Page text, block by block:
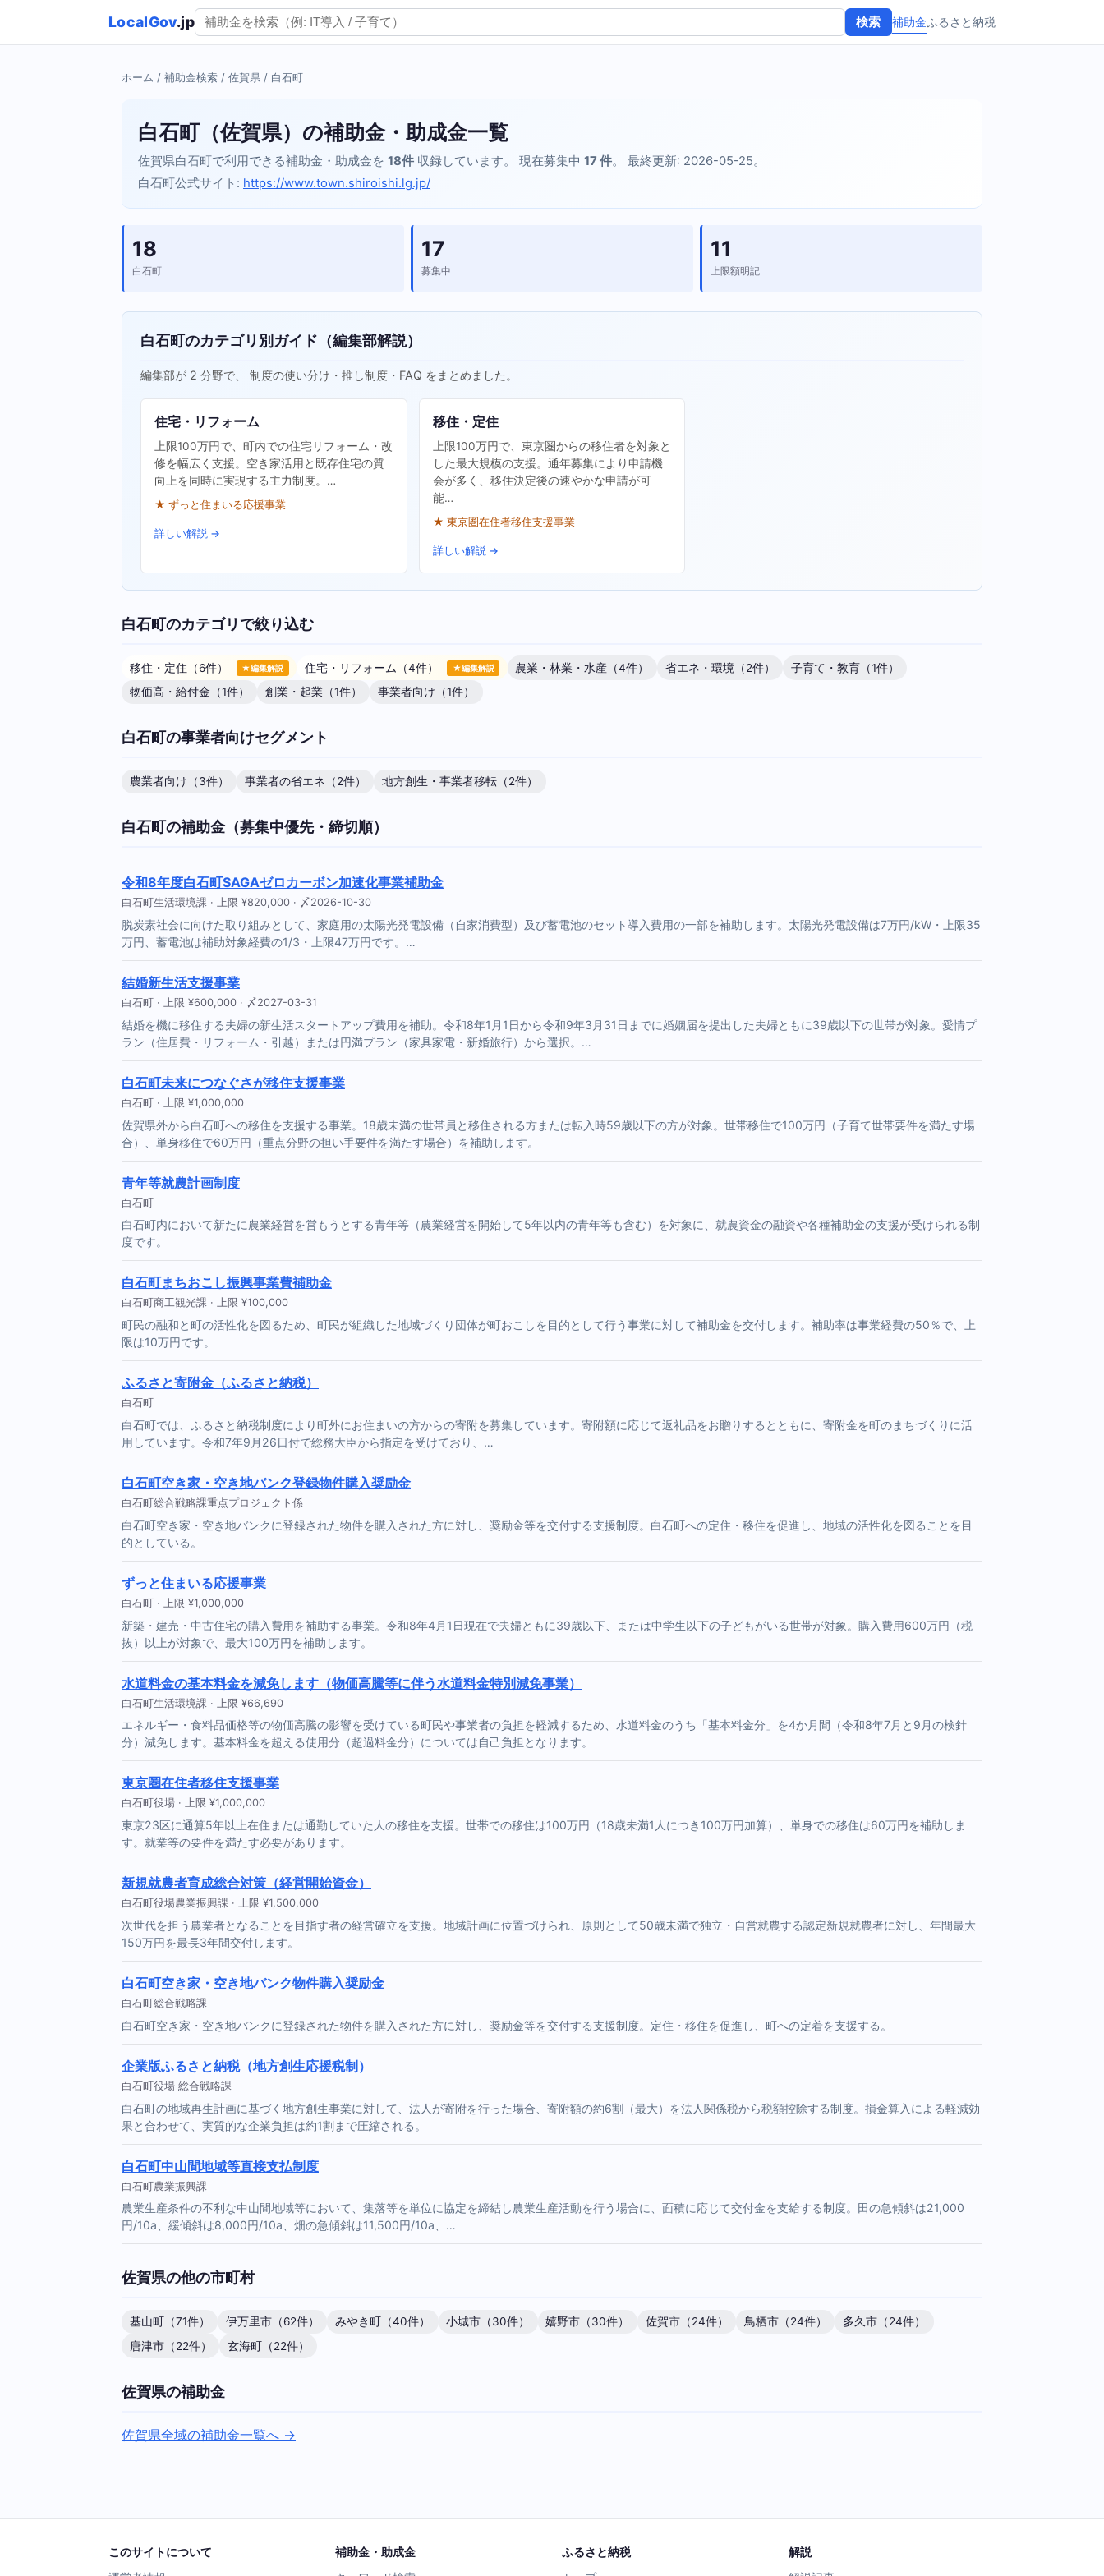
LocalGov.jp 検索 補助金ふるさと納税
ホーム / 補助金検索 / 佐賀県 / 白石町
白石町（佐賀県）の補助金・助成金一覧
佐賀県白石町で利用できる補助金・助成金を 18件 収録しています。 現在募集中 17 件。 最終更新: 2026-05-25。
白石町公式サイト: https://www.town.shiroishi.lg.jp/
18
白石町
17
募集中
11
上限額明記
白石町のカテゴリ別ガイド（編集部解説）
編集部が 2 分野で、 制度の使い分け・推し制度・FAQ をまとめました。
住宅・リフォーム
上限100万円で、町内での住宅リフォーム・改
修を幅広く支援。空き家活用と既存住宅の質
向上を同時に実現する主力制度。…
★ ずっと住まいる応援事業
詳しい解説 →
移住・定住
上限100万円で、東京圏からの移住者を対象と
した最大規模の支援。通年募集により申請機
会が多く、移住決定後の速やかな申請が可
能…
★ 東京圏在住者移住支援事業
詳しい解説 →
白石町のカテゴリで絞り込む
移住・定住（6件） ★編集解説 住宅・リフォーム（4件） ★編集解説 農業・林業・水産（4件） 省エネ・環境（2件）
子育て・教育（1件）
物価高・給付金（1件）
創業・起業（1件） 事業者向け（1件）
白石町の事業者向けセグメント
農業者向け（3件） 事業者の省エネ（2件） 地方創生・事業者移転（2件）
白石町の補助金（募集中優先・締切順）
令和8年度白石町SAGAゼロカーボン加速化事業補助金
白石町生活環境課 · 上限 ¥820,000 · 〆2026-10-30
脱炭素社会に向けた取り組みとして、家庭用の太陽光発電設備（自家消費型）及び蓄電池のセット導入費用の一部を補助します。太陽光発電設備は7万円/kW・上限35
万円、蓄電池は補助対象経費の1/3・上限47万円です。…
結婚新生活支援事業
白石町 · 上限 ¥600,000 · 〆2027-03-31
結婚を機に移住する夫婦の新生活スタートアップ費用を補助。令和8年1月1日から令和9年3月31日までに婚姻届を提出した夫婦ともに39歳以下の世帯が対象。愛情プ
ラン（住居費・リフォーム・引越）または円満プラン（家具家電・新婚旅行）から選択。…
白石町未来につなぐさが移住支援事業
白石町 · 上限 ¥1,000,000
佐賀県外から白石町への移住を支援する事業。18歳未満の世帯員と移住される方または転入時59歳以下の方が対象。世帯移住で100万円（子育て世帯要件を満たす場
合）、単身移住で60万円（重点分野の担い手要件を満たす場合）を補助します。
青年等就農計画制度
白石町
白石町内において新たに農業経営を営もうとする青年等（農業経営を開始して5年以内の青年等も含む）を対象に、就農資金の融資や各種補助金の支援が受けられる制
度です。
白石町まちおこし振興事業費補助金
白石町商工観光課 · 上限 ¥100,000
町民の融和と町の活性化を図るため、町民が組織した地域づくり団体が町おこしを目的として行う事業に対して補助金を交付します。補助率は事業経費の50％で、上
限は10万円です。
ふるさと寄附金（ふるさと納税）
白石町
白石町では、ふるさと納税制度により町外にお住まいの方からの寄附を募集しています。寄附額に応じて返礼品をお贈りするとともに、寄附金を町のまちづくりに活
用しています。令和7年9月26日付で総務大臣から指定を受けており、…
白石町空き家・空き地バンク登録物件購入奨励金
白石町総合戦略課重点プロジェクト係
白石町空き家・空き地バンクに登録された物件を購入された方に対し、奨励金等を交付する支援制度。白石町への定住・移住を促進し、地域の活性化を図ることを目
的としている。
ずっと住まいる応援事業
白石町 · 上限 ¥1,000,000
新築・建売・中古住宅の購入費用を補助する事業。令和8年4月1日現在で夫婦ともに39歳以下、または中学生以下の子どもがいる世帯が対象。購入費用600万円（税
抜）以上が対象で、最大100万円を補助します。
水道料金の基本料金を減免します（物価高騰等に伴う水道料金特別減免事業）
白石町生活環境課 · 上限 ¥66,690
エネルギー・食料品価格等の物価高騰の影響を受けている町民や事業者の負担を軽減するため、水道料金のうち「基本料金分」を4か月間（令和8年7月と9月の検針
分）減免します。基本料金を超える使用分（超過料金分）については自己負担となります。
東京圏在住者移住支援事業
白石町役場 · 上限 ¥1,000,000
東京23区に通算5年以上在住または通勤していた人の移住を支援。世帯での移住は100万円（18歳未満1人につき100万円加算）、単身での移住は60万円を補助しま
す。就業等の要件を満たす必要があります。
新規就農者育成総合対策（経営開始資金）
白石町役場農業振興課 · 上限 ¥1,500,000
次世代を担う農業者となることを目指す者の経営確立を支援。地域計画に位置づけられ、原則として50歳未満で独立・自営就農する認定新規就農者に対し、年間最大
150万円を最長3年間交付します。
白石町空き家・空き地バンク物件購入奨励金
白石町総合戦略課
白石町空き家・空き地バンクに登録された物件を購入された方に対し、奨励金等を交付する支援制度。定住・移住を促進し、町への定着を支援する。
企業版ふるさと納税（地方創生応援税制）
白石町役場 総合戦略課
白石町の地域再生計画に基づく地方創生事業に対して、法人が寄附を行った場合、寄附額の約6割（最大）を法人関係税から税額控除する制度。損金算入による軽減効
果と合わせて、実質的な企業負担は約1割まで圧縮される。
白石町中山間地域等直接支払制度
白石町農業振興課
農業生産条件の不利な中山間地域等において、集落等を単位に協定を締結し農業生産活動を行う場合に、面積に応じて交付金を支給する制度。田の急傾斜は21,000
円/10a、緩傾斜は8,000円/10a、畑の急傾斜は11,500円/10a、…
佐賀県の他の市町村
基山町（71件） 伊万里市（62件） みやき町（40件） 小城市（30件） 嬉野市（30件） 佐賀市（24件） 鳥栖市（24件）
多久市（24件）
唐津市（22件）
玄海町（22件）
佐賀県の補助金
佐賀県全域の補助金一覧へ →
このサイトについて 補助金・助成金 ふるさと納税 解説